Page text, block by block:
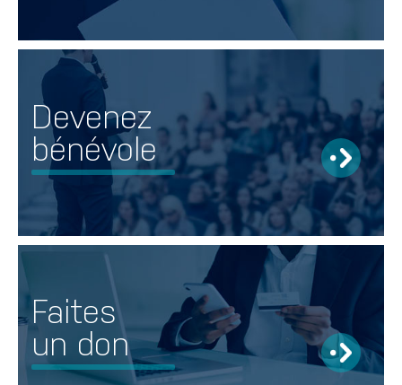
Devenez
bénévole
Faites
un don